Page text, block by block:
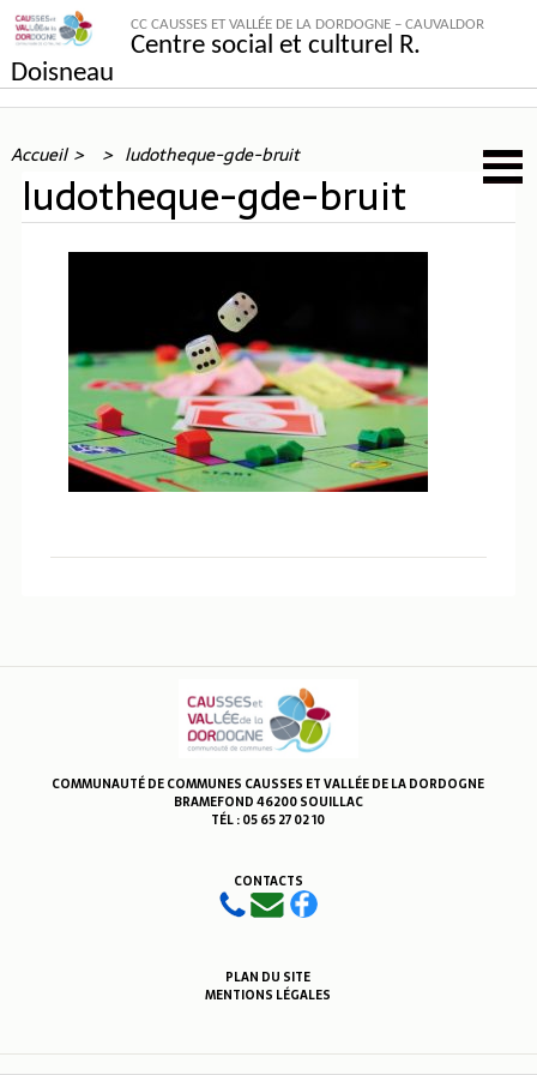
CC CAUSSES ET VALLÉE DE LA DORDOGNE – CAUVALDOR
Centre social et culturel R.
Doisneau
Accueil ludotheque-gde-bruit
ludotheque-gde-bruit
COMMUNAUTÉ DE COMMUNES CAUSSES ET VALLÉE DE LA DORDOGNE
BRAMEFOND 46200 SOUILLAC
TÉL : 05 65 27 02 10
CONTACTS
PLAN DU SITE
MENTIONS LÉGALES